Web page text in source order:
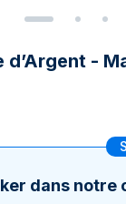
d’Argent -
dans notre